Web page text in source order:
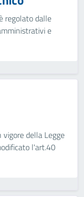
regolato dalle
e
della Legge
l'art.40